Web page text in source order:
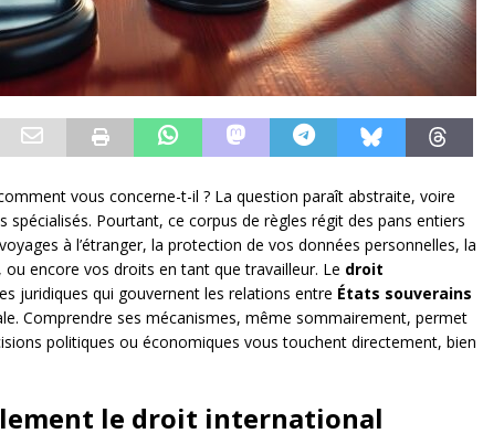
vous concerne-t-il ? La question paraît abstraite, voire
Pourtant, ce corpus de règles régit des pans entiers
à l’étranger, la protection de vos données personnelles, la
encore vos droits en tant que travailleur. Le droit
juridiques qui gouvernent les relations entre États souverains
Comprendre ses mécanismes, même sommairement, permet
politiques ou économiques vous touchent directement, bien
le droit international